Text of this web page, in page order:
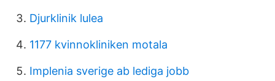
Djurklinik lulea
1177 kvinnokliniken motala
Implenia sverige ab lediga jobb